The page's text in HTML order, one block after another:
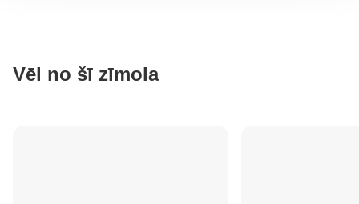
Vēl no šī zīmola